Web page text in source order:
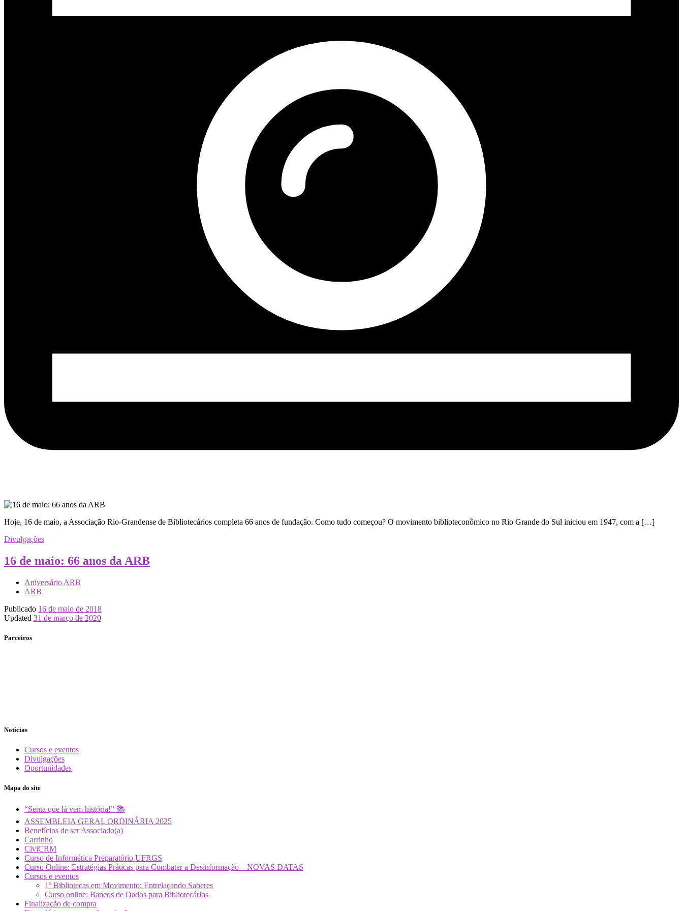
Hoje, 16 de maio, a Associação Rio-Grandense de Bibliotecários completa 66 anos de fundação. Como tudo começou? O movimento biblioteconômico no Rio Grande do Sul iniciou em 1947, com a […]
Divulgações
16 de maio: 66 anos da ARB
Aniversário ARB
ARB
Publicado 16 de maio de 2018
Updated 31 de março de 2020
Parceiros
Notícias
Cursos e eventos
Divulgações
Oportunidades
Mapa do site
“Senta que lá vem história!” 📚
ASSEMBLEIA GERAL ORDINÁRIA 2025
Benefícios de ser Associado(a)
Carrinho
CiviCRM
Curso de Informática Preparatório UFRGS
Curso Online: Estratégias Práticas para Combater a Desinformação – NOVAS DATAS
Cursos e eventos
1º Bibliotecas em Movimento: Entrelaçando Saberes
Curso online: Bancos de Dados para Bibliotecários
Finalização de compra